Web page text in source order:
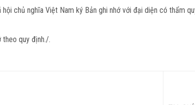
chủ nghĩa Việt Nam ký Bản ghi nhớ với đại diện có thẩm
theo quy định./.